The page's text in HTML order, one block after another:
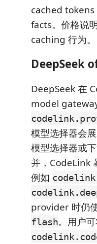
cached
facts。价格说
caching 行为。
DeepSeek
DeepSeek 在
model
模型选择器会
模型选择器或
并，CodeLink
例如
provider 时仍
flash。用户